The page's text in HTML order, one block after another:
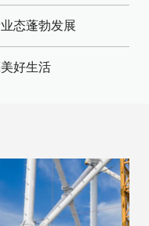
态蓬勃发展
好生活